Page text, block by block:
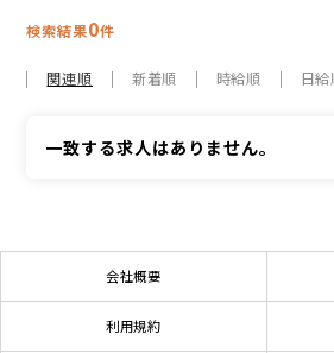
検索結果0件
関連順 新着順 時給順 日給
一致する求人はありません。
会社概要
利用規約